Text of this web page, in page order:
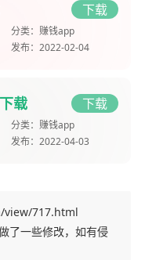
下载
分类： 赚钱app
发布： 2022-02-04
载 下载
分类： 赚钱app
发布： 2022-04-03
view/717.html
了一些修改，如有侵